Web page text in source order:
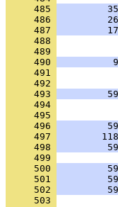
     485
     486
     487
     488
     489
     490
     491
     492
     493
     494
     495
     496
     497
     498
     499
     500
     501
     502
     503